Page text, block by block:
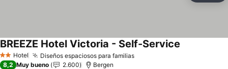
2 Estrellas
Hotel Diseños espaciosos para familias
BREEZE Hotel Victoria - Self-Service
8,2 Muy bueno 2.600 Bergen